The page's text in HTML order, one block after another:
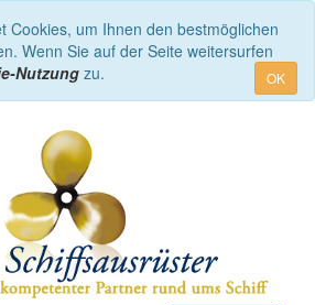
Cookies, um Ihnen den bestmöglichen
Wenn Sie auf der Seite weitersurfen
Nutzung zu. OK